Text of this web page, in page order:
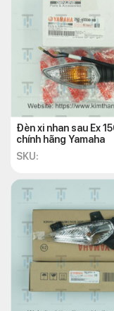
Đèn xi nhan sau Ex
chính hãng Yamaha
SKU: